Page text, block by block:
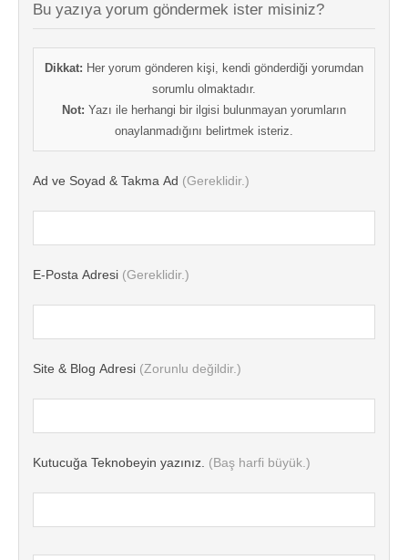
Bu yazıya yorum göndermek ister misiniz?
Dikkat: Her yorum gönderen kişi, kendi gönderdiği yorumdan
sorumlu olmaktadır.
Not: Yazı ile herhangi bir ilgisi bulunmayan yorumların
onaylanmadığını belirtmek isteriz.
Ad ve Soyad & Takma Ad (Gereklidir.)
E-Posta Adresi (Gereklidir.)
Site & Blog Adresi (Zorunlu değildir.)
Kutucuğa Teknobeyin yazınız. (Baş harfi büyük.)